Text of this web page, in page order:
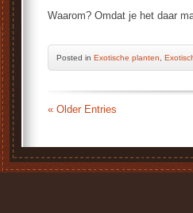
Waarom? Omdat je het daar
Posted in Exotische planten
« Older Entries